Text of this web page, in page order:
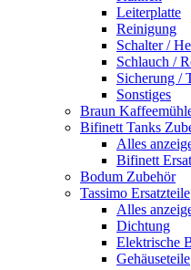
Leiterplatte
Reinigung
Schalter /
Schlauch /
Sicherung /
Sonstiges
Braun
Bifinett Tanks
Alles
Bifinett
Bodum Zubehör
Tassimo Ersatzteile
Alles
Dichtung
Elektrische
Gehäuseteile